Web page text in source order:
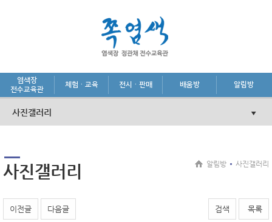
염색장
전수교육관
체험·교육 전시·판매 배움방 알림방
사진갤러리
사진갤러리 알림방 사진갤러리
이전글 다음글 검색 목록